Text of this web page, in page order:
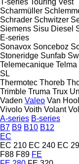
Scharmüller
Schrader Schwitzer
Siemens Sisu Diesel
E-series
Sonavox Sonceboz
Stoneridge Sunfab
Telemecanique Telma
SL
Thermotec Thoreb
Trimble Truma Trux
Vaden Valeo Van Hool
Vivolo Voith Volant
A-series B-series
B7 B9 B10 B12
EC
EC 210 EC 240 EC
F88 F89 FE